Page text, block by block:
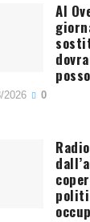
AI
2026 0